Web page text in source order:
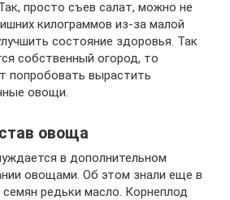
просто съев салат, можно не
килограммов из-за малой
состояние здоровья. Так
собственный огород, то
попробовать вырастить
овощи.
овоща
в дополнительном
овощами. Об этом знали еще в
редьки масло. Корнеплод